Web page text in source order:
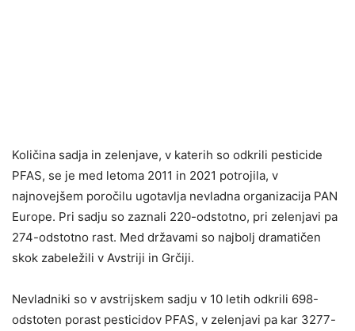
Količina sadja in zelenjave, v katerih so odkrili pesticide
PFAS, se je med letoma 2011 in 2021 potrojila, v
najnovejšem poročilu ugotavlja nevladna organizacija PAN
Europe. Pri sadju so zaznali 220-odstotno, pri zelenjavi pa
274-odstotno rast. Med državami so najbolj dramatičen
skok zabeležili v Avstriji in Grčiji.
Nevladniki so v avstrijskem sadju v 10 letih odkrili 698-
odstoten porast pesticidov PFAS, v zelenjavi pa kar 3277-